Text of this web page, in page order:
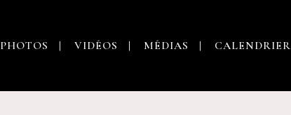
PHOTOS VIDÉOS MÉDIAS CALENDRIER